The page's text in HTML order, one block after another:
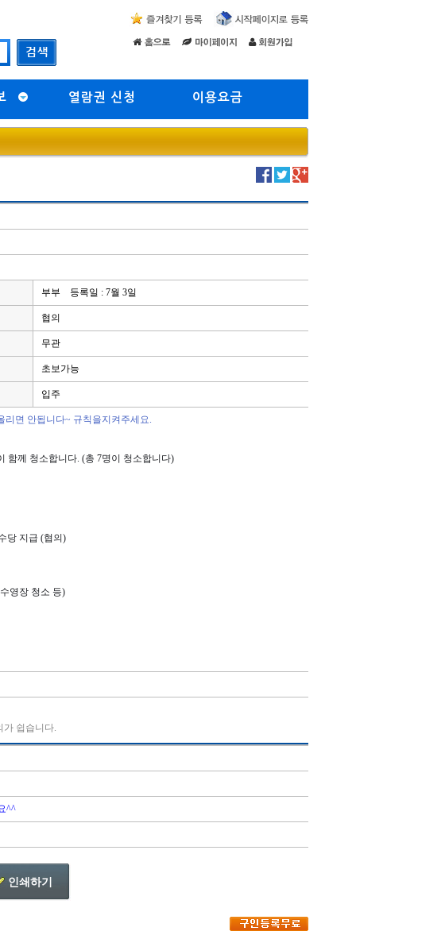
열람권 신청 이용요금
부부 등록일 : 7월 3일
협의
무관
초보가능
입주
리면 안됩니다~ 규칙을지켜주세요.
함께 청소합니다. (총 7명이 청소합니다)
당 지급 (협의)
영장 청소 등)
가 쉽습니다.
^^
인쇄하기